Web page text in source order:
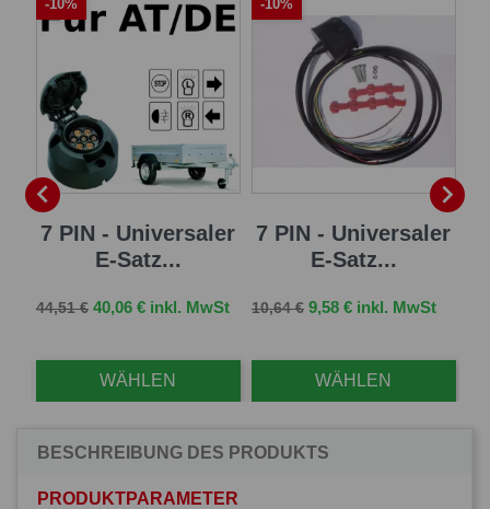

7 PIN - Universaler
E-Satz...
Verkaufspreis
44,51 € Preis
40,06 € inkl. MwSt
WÄHLEN
-10%
7 PIN - Universaler
E-Satz...
Verkaufspreis
10,64 € Preis
9,58 € inkl. MwSt
WÄHLEN
-10%

BESCHREIBUNG DES PRODUKTS
PRODUKTPARAMETER